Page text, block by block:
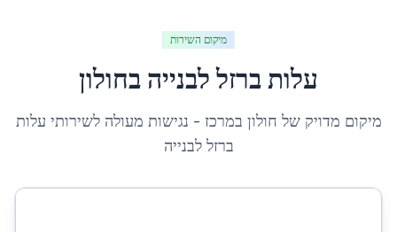
מיקום השירות
עלות ברזל לבנייה בחולון
מיקום מדויק של חולון במרכז - נגישות מעולה לשירותי עלות
ברזל לבנייה